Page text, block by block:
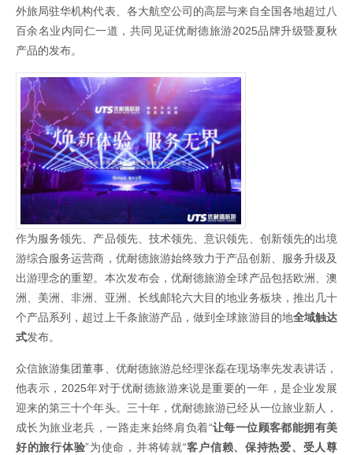
外旅局驻华机构代表、各大航空公司的高层与来自全国各地超过八
百余名业内同仁一道，共同见证优耐德旅游2025品牌升级暨夏秋
产品的发布。
作为服务领先、产品领先、技术领先、意识领先、创新领先的出境
游综合服务运营商，优耐德旅游始终致力于产品创新、服务升级及
出游理念的重塑。本次发布会，优耐德旅游全球产品包括欧洲、澳
洲、美洲、非洲、亚洲、长线邮轮六大目的地业务板块，推出几十
个产品系列，超过上千条旅游产品，做到全球旅游目的地全域触达
式发布。
众信旅游集团董事、优耐德旅游总经理张磊在现场率先发表讲话，
他表示，2025年对于优耐德旅游来说是重要的一年，是企业发展
迎来的第三十个年头。三十年，优耐德旅游已经从一位旅业新人，
成长为旅业老兵，一路走来始终肩负着“让每一位顾客都能拥有美
好的旅行体验”为使命，并将铸就“客户信赖、保持热爱、受人尊